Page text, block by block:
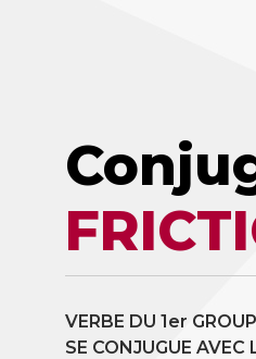
VERBE DU 1er
SE CONJUGUE AVEC